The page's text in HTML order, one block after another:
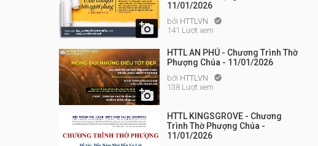

11/01/2026
bởi HTTLVN 
141 Lượt xem

HTTL AN PHÚ - Chương Trình Thờ
Phượng Chúa - 11/01/2026
bởi HTTLVN 
138 Lượt xem
HTTL KINGSGROVE - Chương
Trình Thờ Phượng Chúa -
11/01/2026